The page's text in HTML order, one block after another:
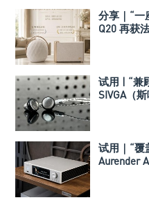
分享｜“一
Q20 再获
试用 | “兼
SIVGA（
试用｜“覆
Aurender